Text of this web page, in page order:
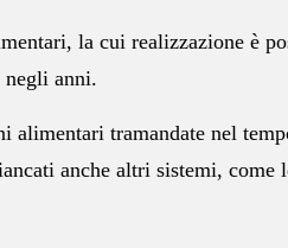
la cui realizzazione è
negli anni.
tramandate nel
anche altri sistemi,